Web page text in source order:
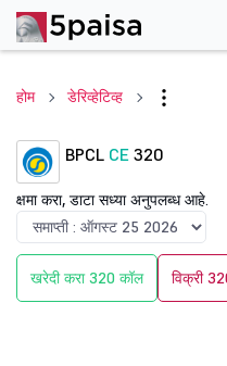
होम डेरिव्हेटिव्ह
BPCL CE 320
क्षमा करा, डाटा सध्या अनुपलब्ध आहे.
खरेदी करा 320 कॉल विक्री